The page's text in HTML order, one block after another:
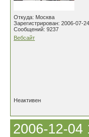
Откуда: Москва
Зарегистрирован: 2006-07-24
Сообщений: 9237
Вебсайт
Неактивен
2006-12-04